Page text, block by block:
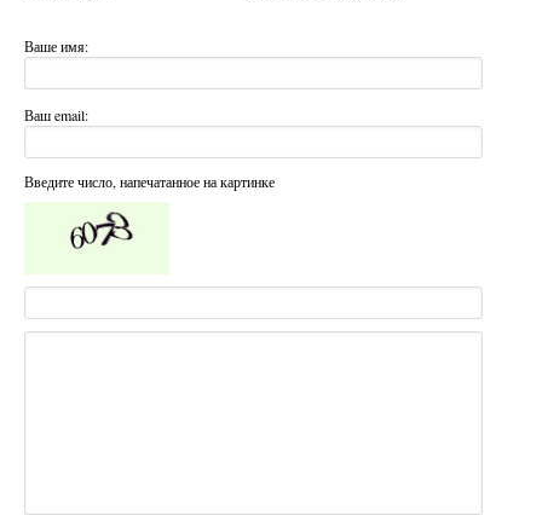
Ваше имя:
Ваш email:
Введите число, напечатанное на картинке